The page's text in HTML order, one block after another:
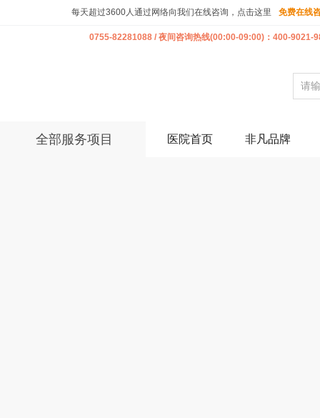
每天超过3600人通过网络向我们在线咨询，点击这里 免费在线
0755-82281088 / 夜间咨询热线(00:00-09:00)：400-9021-
全部服务项目 医院首页 非凡品牌